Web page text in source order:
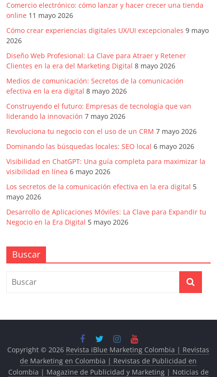
Comercio electrónico: cómo lanzar y hacer crecer una tienda
online 11 mayo 2026
Cómo crear experiencias digitales UX/UI excepcionales 9 mayo
2026
Diseño Web Profesional: La Clave para Atraer y Retener
Clientes en la era del Marketing Digital 8 mayo 2026
Medios de comunicación: Secretos de la comunicación
efectiva en la era digital 8 mayo 2026
Construyendo el futuro: Empresas de tecnología que van
liderando la innovación 7 mayo 2026
Revoluciona tu negocio con el uso de un CRM 7 mayo 2026
Dominando las búsquedas locales: SEO local 6 mayo 2026
Visibilidad en ChatGPT: Una guía completa para maximizar la
visibilidad en línea 6 mayo 2026
Los secretos de la comunicación efectiva en la era digital 5
mayo 2026
Desarrollo de Aplicaciones Móviles: La Clave para Expandir tu
Negocio en la Era Digital 5 mayo 2026
Buscar
Copyright © 2026 Revista iBlue Marketing Colombia | Revistas
de Marketing en Colombia | Revistas de Publicidad en
Colombia | Magazine de Publicidad y Marketing | Noticias de